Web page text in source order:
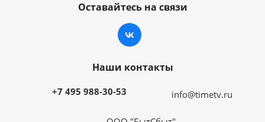
Оставайтесь на связи
Наши контакты
+7 495 988-30-53 info@timetv.ru